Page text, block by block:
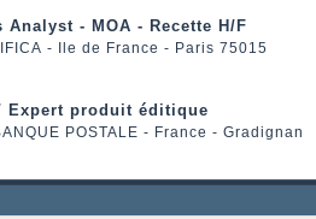
Analyst - MOA - Recette H/F
- Ile de France - Paris 75015
Expert produit éditique
POSTALE - France - Gradignan